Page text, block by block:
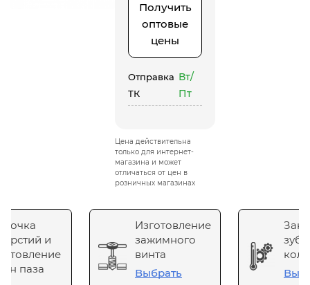
Получить
оптовые
цены
Отправка
ТК
Вт/
Пт
Цена действительна
только для интернет-
магазина и может
отличаться от цен в
розничных магазинах
и
паза
Изготовление
зажимного
винта
Выбрать